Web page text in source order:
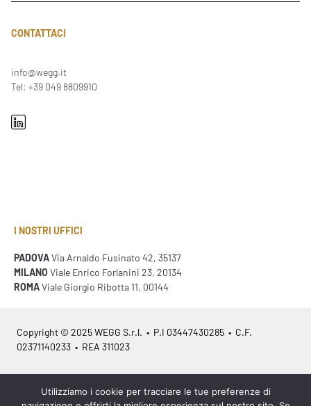
CONTATTACI
info@wegg.it
Tel: +39 049 8809910
I NOSTRI UFFICI
PADOVAVia Arnaldo Fusinato 42, 35137
MILANO Viale Enrico Forlanini 23, 20134
ROMAViale Giorgio Ribotta 11, 00144
Copyright © 2025 WEGG S.r.l. • P.I 03447430285 • C.F.
02371140233 • REA 311023
Azienda Certificata ISO 9001:2015 – ITA / ISO 9001:2015 – EN
Utilizziamo i cookie per tracciare le tue preferenze di